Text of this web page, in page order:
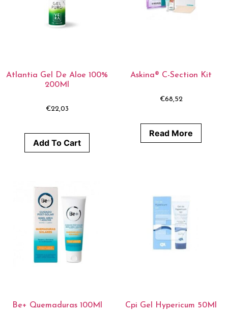
Atlantia Gel De Aloe 100%
200Ml
€22,03
Add To Cart
Askina® C-Section Kit
€68,52
Read More
Be+ Quemaduras 100Ml Cpi Gel Hypericum 50Ml